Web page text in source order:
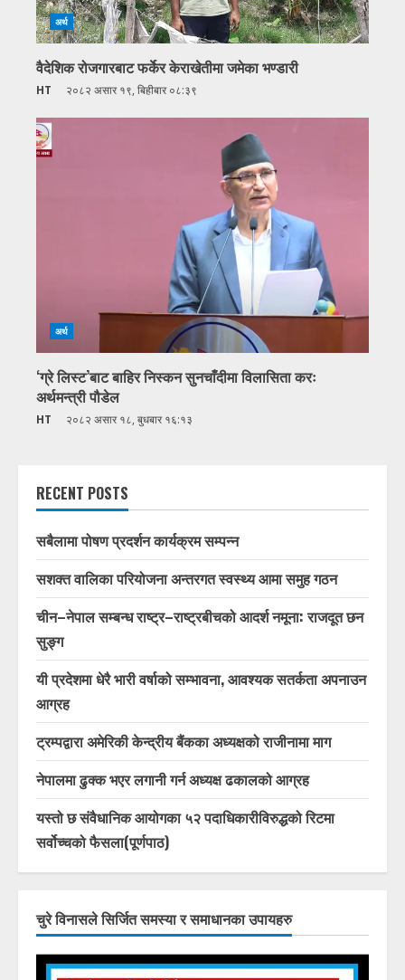
अर्थ
वैदेशिक रोजगारबाट फर्केर केराखेतीमा जमेका भण्डारी
HT २०८२ असार १९, बिहीबार ०८:३९
अर्थ
‘ग्रे लिस्ट’बाट बाहिर निस्कन सुनचाँदीमा विलासिता करः
अर्थमन्त्री पौडेल
HT २०८२ असार १८, बुधबार १६:१३
RECENT POSTS
सबैलामा पोषण प्रदर्शन कार्यक्रम सम्पन्न
सशक्त वालिका परियोजना अन्तरगत स्वस्थ्य आमा समुह गठन
चीन–नेपाल सम्बन्ध राष्ट्र–राष्ट्रबीचको आदर्श नमूना: राजदूत छन
सुङ्ग
यी प्रदेशमा धेरै भारी वर्षाको सम्भावना, आवश्यक सतर्कता अपनाउन
आग्रह
ट्रम्पद्वारा अमेरिकी केन्द्रीय बैंकका अध्यक्षको राजीनामा माग
नेपालमा ढुक्क भएर लगानी गर्न अध्यक्ष ढकालको आग्रह
यस्तो छ संवैधानिक आयोगका ५२ पदाधिकारीविरुद्धको रिटमा
सर्वोच्चको फैसला(पूर्णपाठ)
चुरे विनासले सिर्जित समस्या र समाधानका उपायहरु